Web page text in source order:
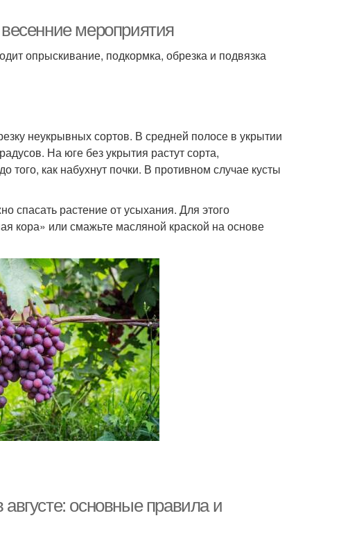
мероприятия
опрыскивание, подкормка, обрезка и подвязка
неукрывных сортов. В средней полосе в укрытии
На юге без укрытия растут сорта,
как набухнут почки. В противном случае кусты
спасать растение от усыхания. Для этого
кора» или смажьте масляной краской на основе
основные правила и